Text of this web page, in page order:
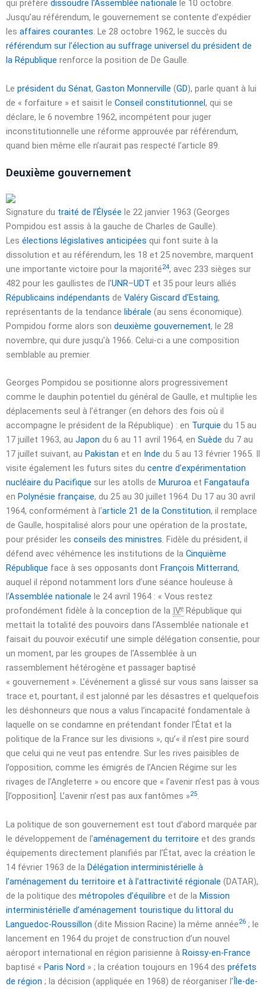
qui préfère dissoudre l’Assemblée nationale le 10 octobre.
Jusqu’au référendum, le gouvernement se contente d’expédier
les affaires courantes. Le 28 octobre 1962, le succès du
référendum sur l’élection au suffrage universel du président de
la République renforce la position de De Gaulle.
Le président du Sénat, Gaston Monnerville (GD), parle quant à lui
de « forfaiture » et saisit le Conseil constitutionnel, qui se
déclare, le 6 novembre 1962, incompétent pour juger
inconstitutionnelle une réforme approuvée par référendum,
quand bien même elle n’aurait pas respecté l’article 89.
Deuxième gouvernement
Signature du traité de l’Élysée le 22 janvier 1963 (Georges
Pompidou est assis à la gauche de Charles de Gaulle).
Les élections législatives anticipées qui font suite à la
dissolution et au référendum, les 18 et 25 novembre, marquent
une importante victoire pour la majorité24, avec 233 sièges sur
482 pour les gaullistes de l’UNR–UDT et 35 pour leurs alliés
Républicains indépendants de Valéry Giscard d’Estaing,
représentants de la tendance libérale (au sens économique).
Pompidou forme alors son deuxième gouvernement, le 28
novembre, qui dure jusqu’à 1966. Celui-ci a une composition
semblable au premier.
Georges Pompidou se positionne alors progressivement
comme le dauphin potentiel du général de Gaulle, et multiplie les
déplacements seul à l’étranger (en dehors des fois où il
accompagne le président de la République) : en Turquie du 15 au
17 juillet 1963, au Japon du 6 au 11 avril 1964, en Suède du 7 au
17 juillet suivant, au Pakistan et en Inde du 5 au 13 février 1965. Il
visite également les futurs sites du centre d’expérimentation
nucléaire du Pacifique sur les atolls de Mururoa et Fangataufa
en Polynésie française, du 25 au 30 juillet 1964. Du 17 au 30 avril
1964, conformément à l’article 21 de la Constitution, il remplace
de Gaulle, hospitalisé alors pour une opération de la prostate,
pour présider les conseils des ministres. Fidèle du président, il
défend avec véhémence les institutions de la Cinquième
République face à ses opposants dont François Mitterrand,
auquel il répond notamment lors d’une séance houleuse à
l’Assemblée nationale le 24 avril 1964 : « Vous restez
profondément fidèle à la conception de la IVe République qui
mettait la totalité des pouvoirs dans l’Assemblée nationale et
faisait du pouvoir exécutif une simple délégation consentie, pour
un moment, par les groupes de l’Assemblée à un
rassemblement hétérogène et passager baptisé
« gouvernement ». L’événement a glissé sur vous sans laisser sa
trace et, pourtant, il est jalonné par les désastres et quelquefois
les déshonneurs que nous a valus l’incapacité fondamentale à
laquelle on se condamne en prétendant fonder l’État et la
politique de la France sur les divisions », qu’« il n’est pire sourd
que celui qui ne veut pas entendre. Sur les rives paisibles de
l’opposition, comme les émigrés de l’Ancien Régime sur les
rivages de l’Angleterre » ou encore que « l’avenir n’est pas à vous
[l’opposition]. L’avenir n’est pas aux fantômes »25.
La politique de son gouvernement est tout d’abord marquée par
le développement de l’aménagement du territoire et des grands
équipements directement planifiés par l’État, avec la création le
14 février 1963 de la Délégation interministérielle à
l’aménagement du territoire et à l’attractivité régionale (DATAR),
de la politique des métropoles d’équilibre et de la Mission
interministérielle d’aménagement touristique du littoral du
Languedoc-Roussillon (dite Mission Racine) la même année26 ; le
lancement en 1964 du projet de construction d’un nouvel
aéroport international en région parisienne à Roissy-en-France
baptisé « Paris Nord » ; la création toujours en 1964 des préfets
de région ; la décision (appliquée en 1968) de réorganiser l’Île-de-